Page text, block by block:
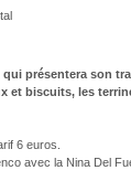
présentera son
et biscuits, les
6 euros.
avec la Nina Del